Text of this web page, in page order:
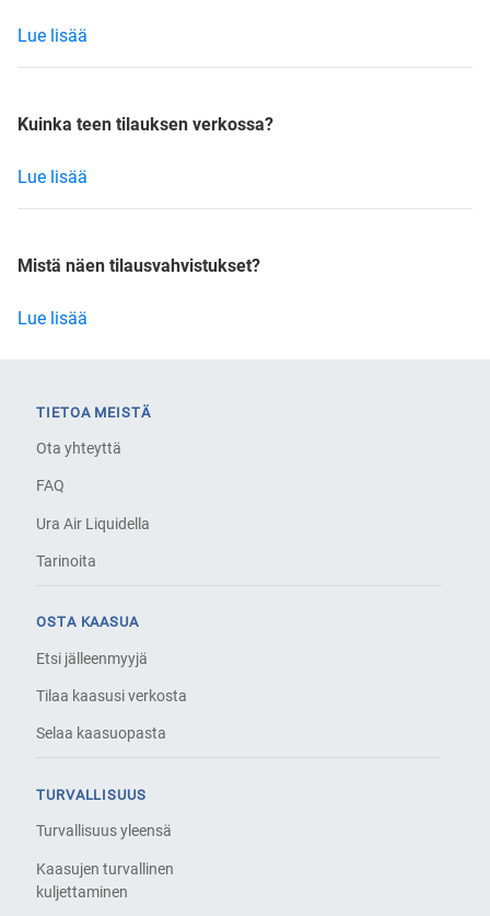
Lue lisää
Kuinka teen tilauksen verkossa?
Lue lisää
Mistä näen tilausvahvistukset?
Lue lisää
TIETOA MEISTÄ
Ota yhteyttä
FAQ
Ura Air Liquidella
Tarinoita
OSTA KAASUA
Etsi jälleenmyyjä
Tilaa kaasusi verkosta
Selaa kaasuopasta
TURVALLISUUS
Turvallisuus yleensä
Kaasujen turvallinen
kuljettaminen